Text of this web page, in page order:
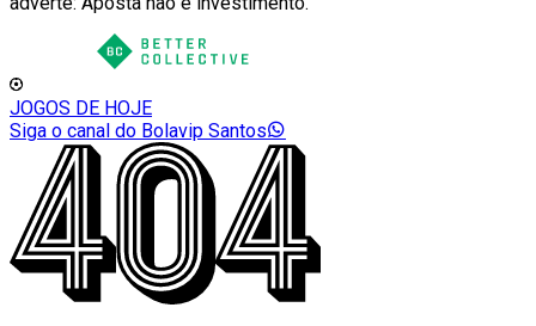
JOGOS DE HOJE
Siga o canal do Bolavip Santos